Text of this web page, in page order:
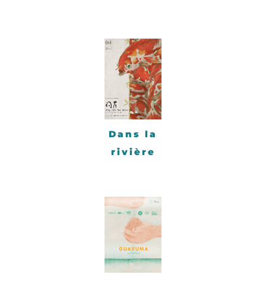
Dans la
rivière